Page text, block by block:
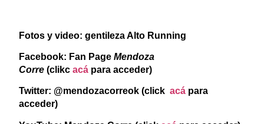
Fotos y video: gentileza Alto Running
Facebook: Fan Page Mendoza
Corre(clikc acápara acceder)
Twitter: @mendozacorreok (click acápara
acceder)